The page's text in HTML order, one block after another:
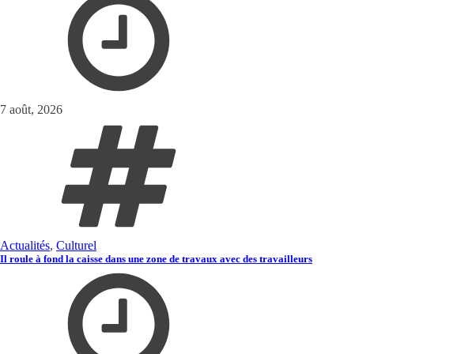
7 août, 2026
Actualités, Culturel
Il roule à fond la caisse dans une zone de travaux avec des travailleurs